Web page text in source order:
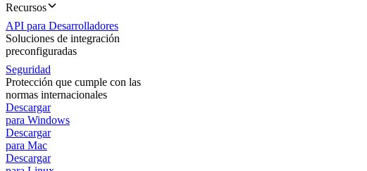
Recursos
API para Desarrolladores
Soluciones de integración
preconfiguradas
Seguridad
Protección que cumple con las
normas internacionales
Descargar
para Windows
Descargar
para Mac
Descargar